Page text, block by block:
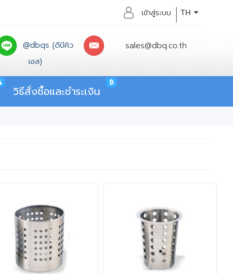
TH
เข้าสู่ระบบ
@dbqs (ดีบีคิว
เอส)
sales@dbq.co.th
วิธีสั่งซื้อและชำระเงิน